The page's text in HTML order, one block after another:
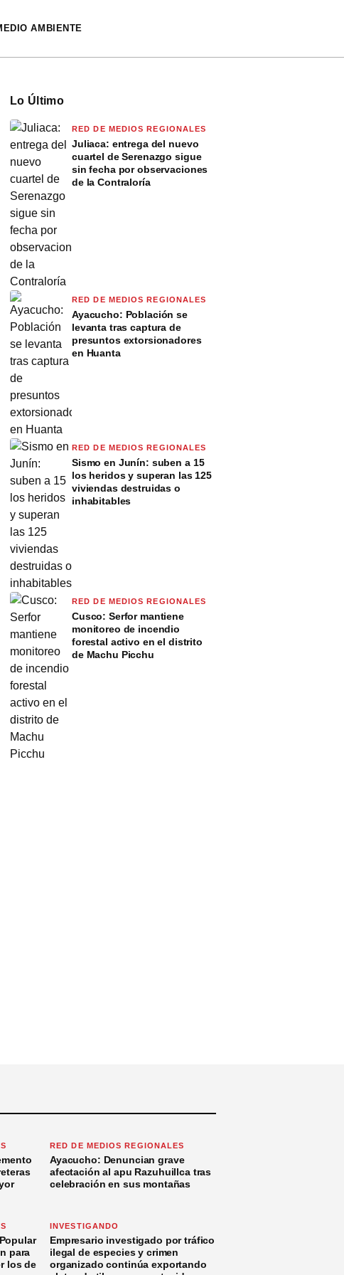
AMBIENTE
Lo Último
RED DE MEDIOS REGIONALES
Juliaca: entrega del nuevo
cuartel de Serenazgo sigue
sin fecha por observaciones
de la Contraloría
RED DE MEDIOS REGIONALES
Ayacucho: Población se
levanta tras captura de
presuntos extorsionadores
en Huanta
RED DE MEDIOS REGIONALES
Sismo en Junín: suben a 15
los heridos y superan las 125
viviendas destruidas o
inhabitables
RED DE MEDIOS REGIONALES
Cusco: Serfor mantiene
monitoreo de incendio
forestal activo en el distrito
de Machu Picchu
RED DE MEDIOS REGIONALES
Ayacucho: Denuncian grave
afectación al apu Razuhuillca tras
celebración en sus montañas
para
los de
INVESTIGANDO
Empresario investigado por tráfico
ilegal de especies y crimen
organizado continúa exportando